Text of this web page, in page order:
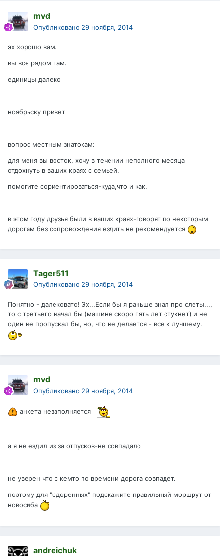
mvd
Опубликовано 29 ноября, 2014
эх хорошо вам.
вы все рядом там.
единицы далеко
ноябрьску привет
вопрос местным знатокам:
для меня вы восток, хочу в течении неполного месяца
отдохнуть в ваших краях с семьей.
помогите сориентироваться-куда,что и как.
в этом году друзья были в ваших краях-говорят по некоторым
дорогам без сопровождения ездить не рекомендуется
Tager511
Опубликовано 29 ноября, 2014
Понятно - далековато! Эх...Если бы я раньше знал про слеты...,
то с третьего начал бы (машине скоро пять лет стукнет) и не
один не пропускал бы, но, что не делается - все к лучшему.
mvd
Опубликовано 29 ноября, 2014
анкета незаполняется
а я не ездил из за отпусков-не совпадало
не уверен что с кемто по времени дорога совпадет.
поэтому для "одоренных" подскажите правильный моршрут от
новосиба
andreichuk